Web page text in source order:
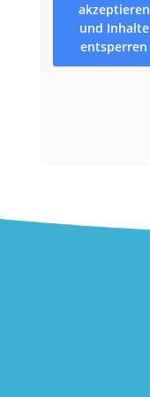
akzeptieren
und Inhalte
entsperren